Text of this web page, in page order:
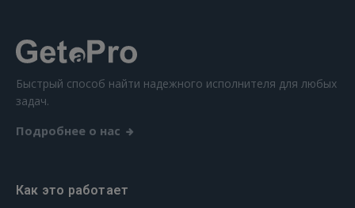
Забыли пароль?
 Sign in with Apple
Быстрый способ найти надежного исполнителя для любых
задач.
Подробнее о нас
Как это работает